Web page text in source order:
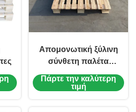
Απομονωτική ξύλινη
σύνθετη παλέτα
σύνθετη ξύλινη
τετραδιάστατη παλέτα
Πάρτε την καλύτερη
τιμή